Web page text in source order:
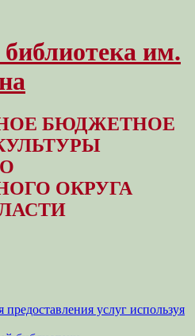
им.
БЮДЖЕТНОЕ
ОКРУГА
услуг используя